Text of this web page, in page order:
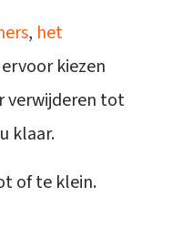
, het
kiezen
verwijderen tot
klaar.
of te klein.